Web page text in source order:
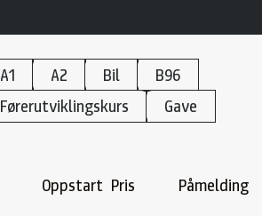
A1 A2 Bil
B96
Førerutviklingskurs Gave
Oppstart Pris Påmelding